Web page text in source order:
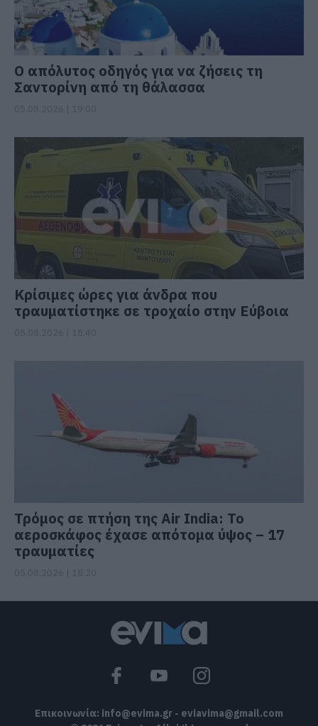
Ο απόλυτος οδηγός για να ζήσεις τη
Σαντορίνη από τη θάλασσα
Κρίσιμες ώρες για άνδρα που
τραυματίστηκε σε τροχαίο στην Εύβοια
Τρόμος σε πτήση της Air India: Το
αεροσκάφος έχασε απότομα ύψος – 17
τραυματίες
Επικοινωνία: info@evima.gr - eviavima@gmail.com